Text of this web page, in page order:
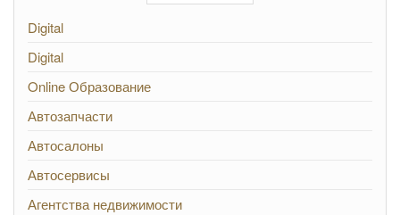
Digital
Digital
Online Образование
Автозапчасти
Автосалоны
Автосервисы
Агентства недвижимости